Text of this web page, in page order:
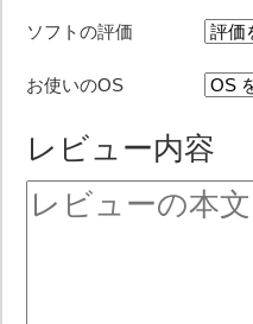
ソフトの評価
お使いのOS
レビュー内容